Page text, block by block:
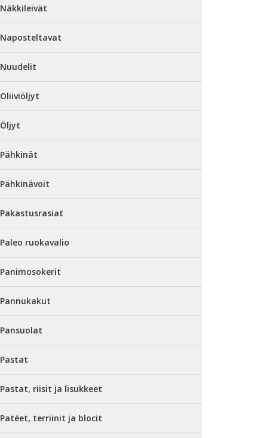
Näkkileivät
Naposteltavat
Nuudelit
Oliiviöljyt
Öljyt
Pähkinät
Pähkinävoit
Pakastusrasiat
Paleo ruokavalio
Panimosokerit
Pannukakut
Pansuolat
Pastat
Pastat, riisit ja lisukkeet
Patéet, terriinit ja blocit